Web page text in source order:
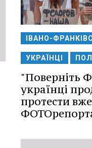
ІВАНО-
УКРАЇНЦІ
"Поверніть
українці
протести